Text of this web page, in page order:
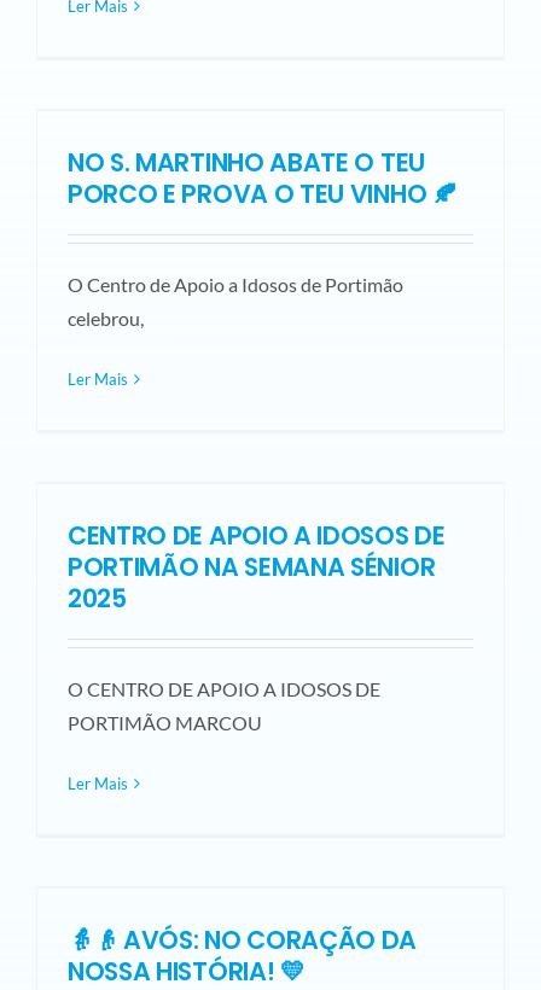
Ler Mais
NO S. MARTINHO ABATE O TEU
PORCO E PROVA O TEU VINHO 🍂
O Centro de Apoio a Idosos de Portimão
celebrou,
Ler Mais
CENTRO DE APOIO A IDOSOS DE
PORTIMÃO NA SEMANA SÉNIOR
2025
O CENTRO DE APOIO A IDOSOS DE
PORTIMÃO MARCOU
Ler Mais
👵👴 AVÓS: NO CORAÇÃO DA
NOSSA HISTÓRIA! 💛